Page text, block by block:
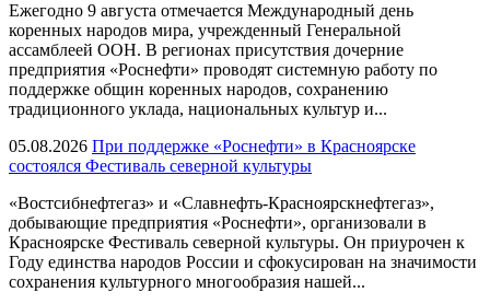
Ежегодно 9 августа отмечается Международный день
коренных народов мира, учрежденный Генеральной
ассамблеей ООН. В регионах присутствия дочерние
предприятия «Роснефти» проводят системную работу по
поддержке общин коренных народов, сохранению
традиционного уклада, национальных культур и...
05.08.2026 При поддержке «Роснефти» в Красноярске
состоялся Фестиваль северной культуры
«Востсибнефтегаз» и «Славнефть-Красноярскнефтегаз»,
добывающие предприятия «Роснефти», организовали в
Красноярске Фестиваль северной культуры. Он приурочен к
Году единства народов России и сфокусирован на значимости
сохранения культурного многообразия нашей...